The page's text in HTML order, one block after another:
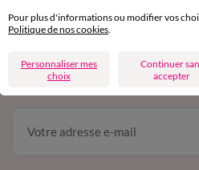
en vous
dès 20€
conditions dans votre
Pour plus d'informations ou modifier vos
Politique de nos cookies.
Personnaliser mes
choix
Continuer
accepter